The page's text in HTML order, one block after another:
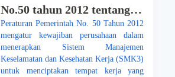
No.50 tahun 2012 tentang
Penerapan Sistem
Manajemen Keselamatan
dan Kesehatan Kerja
Peraturan Pemerintah No. 50 Tahun 2012
mengatur kewajiban perusahaan dalam
menerapkan Sistem Manajemen
Keselamatan dan Kesehatan Kerja (SMK3)
untuk menciptakan tempat kerja yang